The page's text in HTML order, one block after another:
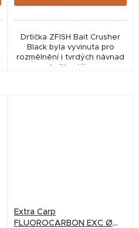
Drtička ZFISH Bait Crusher
Black byla vyvinuta pro
rozmělnění i tvrdých návnad
Extra Carp
FLUOROCARBON EXC Ø